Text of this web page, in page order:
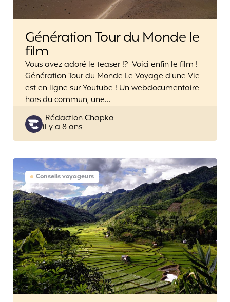
Génération Tour du Monde le
film
Vous avez adoré le teaser !? Voici enfin le film !
Génération Tour du Monde Le Voyage d’une Vie
est en ligne sur Youtube ! Un webdocumentaire
hors du commun, une…
Posted
by
Rédaction Chapka
il y a 8 ans
Conseils voyageurs